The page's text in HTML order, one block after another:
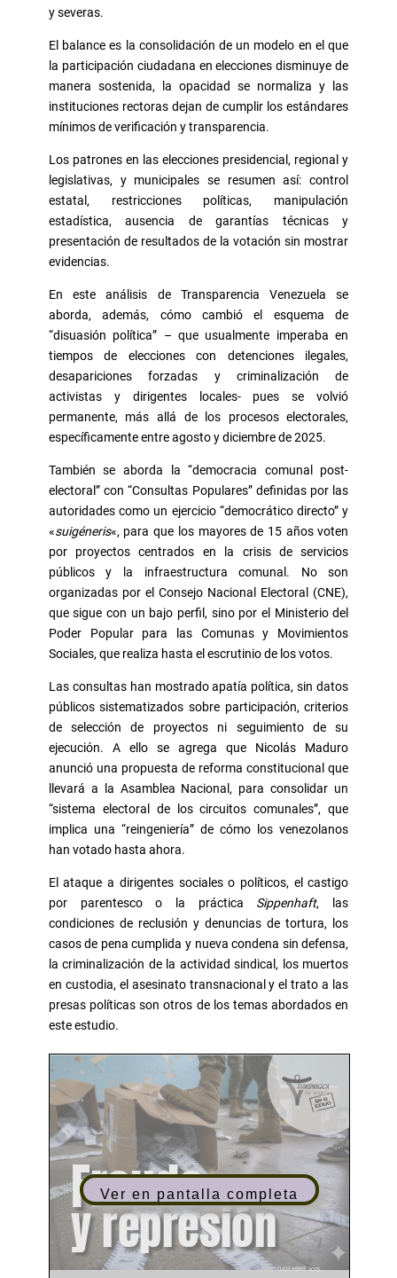
y severas.
El balance es la consolidación de un modelo en el que
la participación ciudadana en elecciones disminuye de
manera sostenida, la opacidad se normaliza y las
instituciones rectoras dejan de cumplir los estándares
mínimos de verificación y transparencia.
Los patrones en las elecciones presidencial, regional y
legislativas, y municipales se resumen así: control
estatal, restricciones políticas, manipulación
estadística, ausencia de garantías técnicas y
presentación de resultados de la votación sin mostrar
evidencias.
En este análisis de Transparencia Venezuela se
aborda, además, cómo cambió el esquema de
“disuasión política” – que usualmente imperaba en
tiempos de elecciones con detenciones ilegales,
desapariciones forzadas y criminalización de
activistas y dirigentes locales- pues se volvió
permanente, más allá de los procesos electorales,
específicamente entre agosto y diciembre de 2025.
También se aborda la “democracia comunal post-
electoral” con “Consultas Populares” definidas por las
autoridades como un ejercicio “democrático directo” y
«suigéneris«, para que los mayores de 15 años voten
por proyectos centrados en la crisis de servicios
públicos y la infraestructura comunal. No son
organizadas por el Consejo Nacional Electoral (CNE),
que sigue con un bajo perfil, sino por el Ministerio del
Poder Popular para las Comunas y Movimientos
Sociales, que realiza hasta el escrutinio de los votos.
Las consultas han mostrado apatía política, sin datos
públicos sistematizados sobre participación, criterios
de selección de proyectos ni seguimiento de su
ejecución. A ello se agrega que Nicolás Maduro
anunció una propuesta de reforma constitucional que
llevará a la Asamblea Nacional, para consolidar un
“sistema electoral de los circuitos comunales”, que
implica una “reingeniería” de cómo los venezolanos
han votado hasta ahora.
El ataque a dirigentes sociales o políticos, el castigo
por parentesco o la práctica Sippenhaft, las
condiciones de reclusión y denuncias de tortura, los
casos de pena cumplida y nueva condena sin defensa,
la criminalización de la actividad sindical, los muertos
en custodia, el asesinato transnacional y el trato a las
presas políticas son otros de los temas abordados en
este estudio.
Ver en pantalla completa